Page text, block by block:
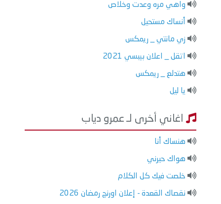
واهي مره وعدت وخلاص
أنساك مستحيل
زي مانتي _ ريمكس
اتقل _ اعلان بيبسي 2021
هتدلع _ ريمكس
يا ليل
اغاني أخرى لـ عمرو دياب
هنساك أنا
هواك حيرني
خلصت فيك كل الكلام
نقصاك القعدة - إعلان اورنچ رمضان 2026